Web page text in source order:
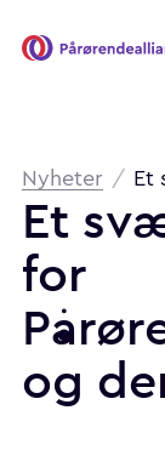
Brødsmulesti
Nyheter / Et
Et
for
og